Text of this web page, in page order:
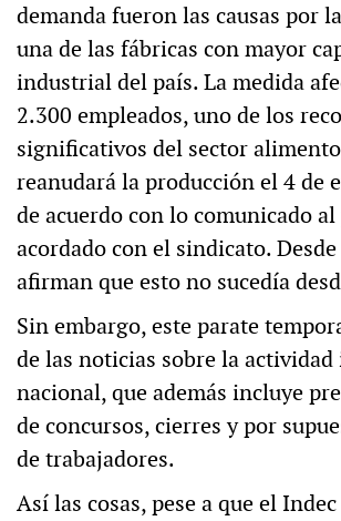
demanda fueron las causas por
una de las fábricas con mayor
industrial del país. La medida
2.300 empleados, uno de los
significativos del sector
reanudará la producción el 4 de
de acuerdo con lo comunicado
acordado con el sindicato.
afirman que esto no sucedía
Sin embargo, este parate
de las noticias sobre la
nacional, que además incluye
de concursos, cierres y por
de trabajadores.
Así las cosas, pese a que el